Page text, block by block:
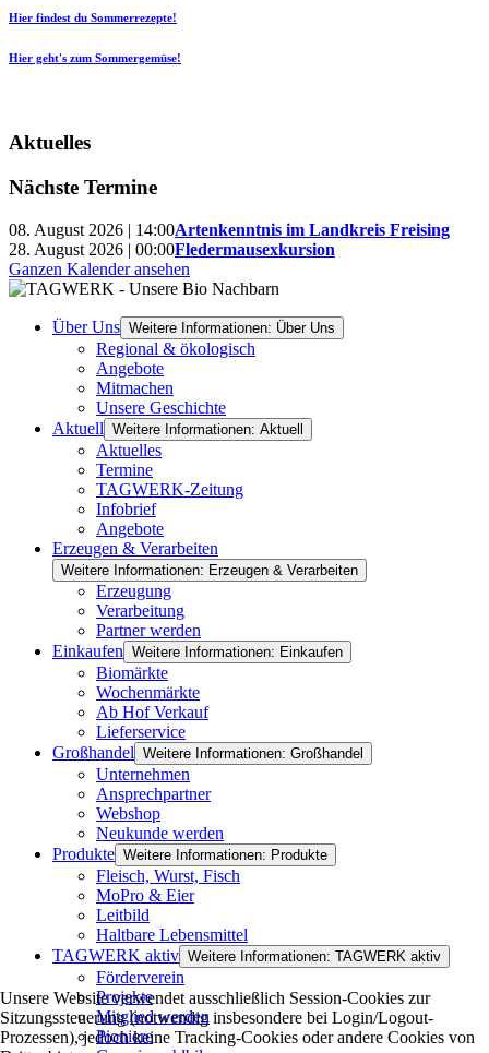
Hier findest du Sommerrezepte!
Hier geht's zum Sommergemüse!
Aktuelles
Nächste Termine
08. August 2026 | 14:00Artenkenntnis im Landkreis Freising
28. August 2026 | 00:00Fledermausexkursion
Ganzen Kalender ansehen
Über Uns Weitere Informationen: Über Uns
Regional & ökologisch
Angebote
Mitmachen
Unsere Geschichte
Aktuell Weitere Informationen: Aktuell
Aktuelles
Termine
TAGWERK-Zeitung
Infobrief
Angebote
Erzeugen & Verarbeiten
Weitere Informationen: Erzeugen & Verarbeiten
Erzeugung
Verarbeitung
Partner werden
Einkaufen Weitere Informationen: Einkaufen
Biomärkte
Wochenmärkte
Ab Hof Verkauf
Lieferservice
Großhandel Weitere Informationen: Großhandel
Unternehmen
Ansprechpartner
Webshop
Neukunde werden
Produkte Weitere Informationen: Produkte
Fleisch, Wurst, Fisch
MoPro & Eier
Leitbild
Haltbare Lebensmittel
TAGWERK aktiv Weitere Informationen: TAGWERK aktiv
Förderverein
Projekte
Mitglied werden
Pioniere
Unsere Website verwendet ausschließlich Session-Cookies zur
Sitzungssteuerung (notwendig insbesondere bei Login/Logout-
Prozessen), jedoch keine Tracking-Cookies oder andere Cookies von